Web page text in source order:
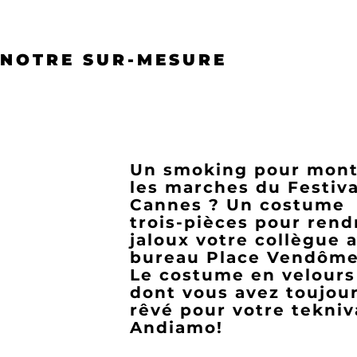
NOTRE SUR-MESURE
Un smoking pour
les marches du
Cannes ? Un costume
trois-pièces pour
jaloux votre collègue
bureau Place
Le costume en velours
dont vous avez
rêvé pour votre
Andiamo!